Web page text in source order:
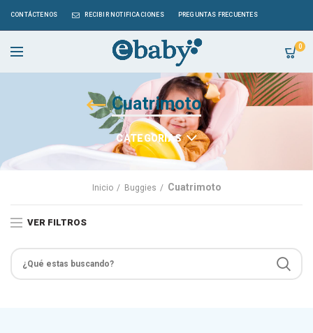
CONTÁCTENOS RECIBIR NOTIFICACIONES PREGUNTAS FRECUENTES
0
Cuatrimoto
CATEGORÍAS
Inicio Buggies Cuatrimoto
VER FILTROS